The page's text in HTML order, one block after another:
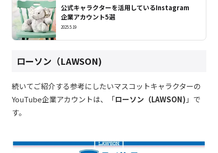
公式キャラクターを活用しているInstagram
企業アカウント5選
2025.5.19
ローソン（LAWSON)
続いてご紹介する参考にしたいマスコットキャラクターの
YouTube企業アカウントは、「ローソン（LAWSON) 」で
す。